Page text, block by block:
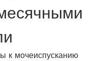
к мочеиспусканию